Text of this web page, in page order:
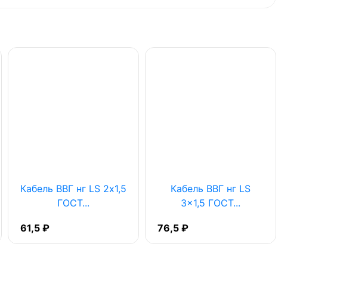
Кабель ВВГ нг LS 2х1,5
ГОСТ...
61,5 ₽
Кабель ВВГ нг LS
3x1,5 ГОСТ...
76,5 ₽